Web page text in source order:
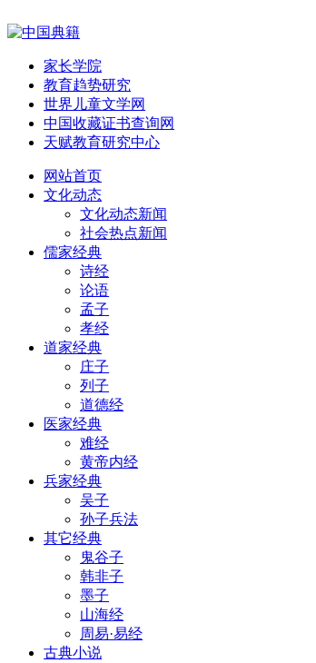
家长学院
教育趋势研究
世界儿童文学网
中国收藏证书查询网
天赋教育研究中心
网站首页
文化动态
文化动态新闻
社会热点新闻
儒家经典
诗经
论语
孟子
孝经
道家经典
庄子
列子
道德经
医家经典
难经
黄帝内经
兵家经典
吴子
孙子兵法
其它经典
鬼谷子
韩非子
墨子
山海经
周易·易经
古典小说